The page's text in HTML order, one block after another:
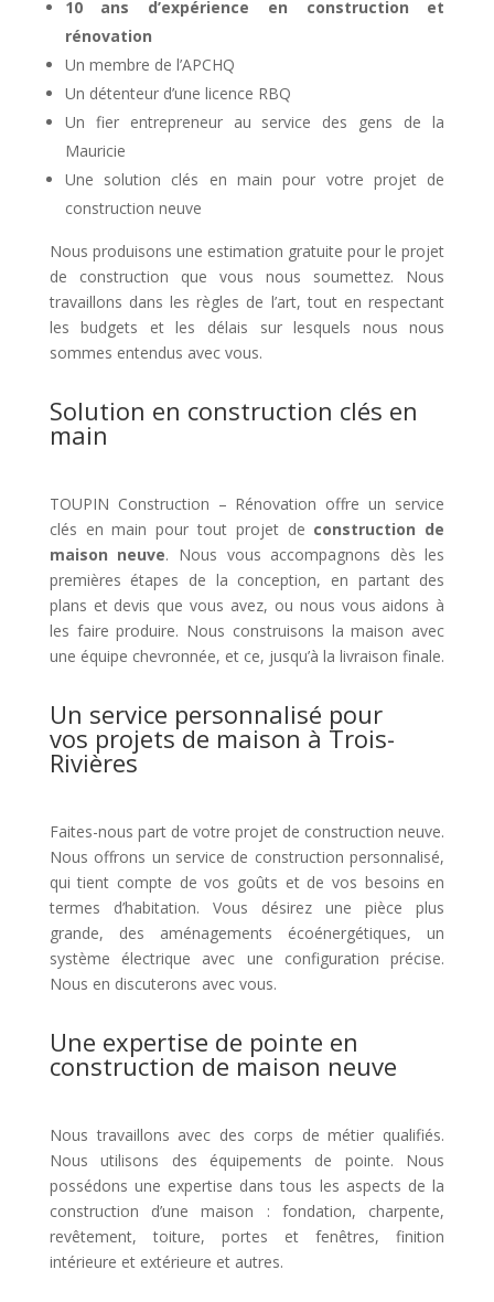
10 ans d’expérience en construction et
rénovation
Un membre de l’APCHQ
Un détenteur d’une licence RBQ
Un fier entrepreneur au service des gens de la
Mauricie
Une solution clés en main pour votre projet de
construction neuve
Nous produisons une estimation gratuite pour le projet
de construction que vous nous soumettez. Nous
travaillons dans les règles de l’art, tout en respectant
les budgets et les délais sur lesquels nous nous
sommes entendus avec vous.
Solution en construction clés en
main
TOUPIN Construction – Rénovation offre un service
clés en main pour tout projet de construction de
maison neuve. Nous vous accompagnons dès les
premières étapes de la conception, en partant des
plans et devis que vous avez, ou nous vous aidons à
les faire produire. Nous construisons la maison avec
une équipe chevronnée, et ce, jusqu’à la livraison finale.
Un service personnalisé pour
vos projets de maison à Trois-
Rivières
Faites-nous part de votre projet de construction neuve.
Nous offrons un service de construction personnalisé,
qui tient compte de vos goûts et de vos besoins en
termes d’habitation. Vous désirez une pièce plus
grande, des aménagements écoénergétiques, un
système électrique avec une configuration précise.
Nous en discuterons avec vous.
Une expertise de pointe en
construction de maison neuve
Nous travaillons avec des corps de métier qualifiés.
Nous utilisons des équipements de pointe. Nous
possédons une expertise dans tous les aspects de la
construction d’une maison : fondation, charpente,
revêtement, toiture, portes et fenêtres, finition
intérieure et extérieure et autres.